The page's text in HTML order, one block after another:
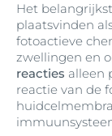
Het
plaatsvinden
fotoactieve
zwellingen en
reacties alleen
reactie van de